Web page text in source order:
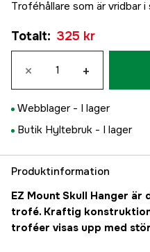
Troféhållare som är vridbar
Totalt: 325 kr
× +
Webblager - I lager
Butik Hyltebruk - I lager
Produktinformation
EZ Mount Skull Hanger
trofé. Kraftig
troféer visas upp med